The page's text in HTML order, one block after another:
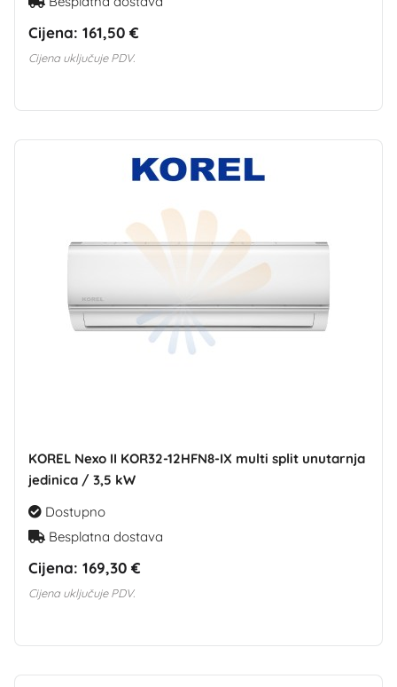
Cijena: 161,50 €
Cijena uključuje PDV.
KOREL Nexo II KOR32-12HFN8-IX multi split unutarnja
jedinica / 3,5 kW
Dostupno
Besplatna dostava
Cijena: 169,30 €
Cijena uključuje PDV.